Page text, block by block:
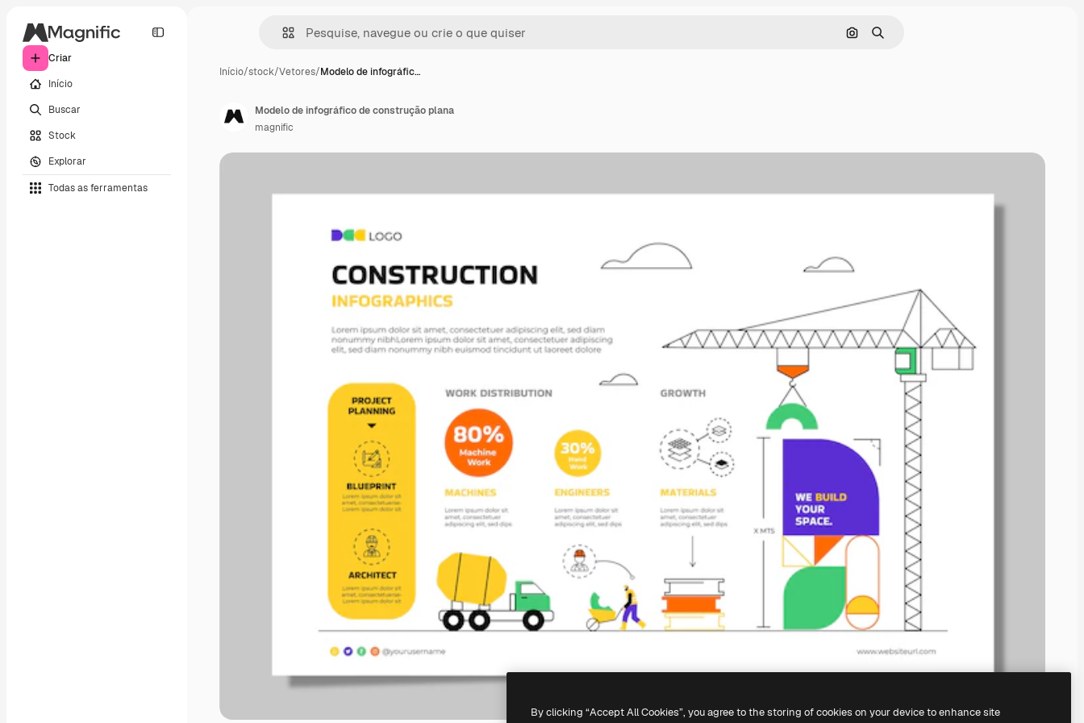
Criar
Início
Buscar
Stock
Explorar
Todas as ferramentas
Pesquisar por imagem
Buscar
Início/stock/Vetores/Modelo de infográfic…
Modelo de infográfico de construção plana
magnific
By clicking “Accept All Cookies”, you agree to the storing of cookies on your device to enhance site